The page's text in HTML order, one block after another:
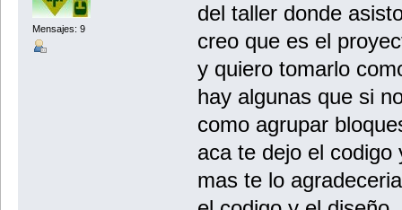
Mensajes: 9
del taller donde
creo que es el
y quiero tomarlo
hay algunas que si
como agrupar
aca te dejo el codigo
mas te lo agradeceria